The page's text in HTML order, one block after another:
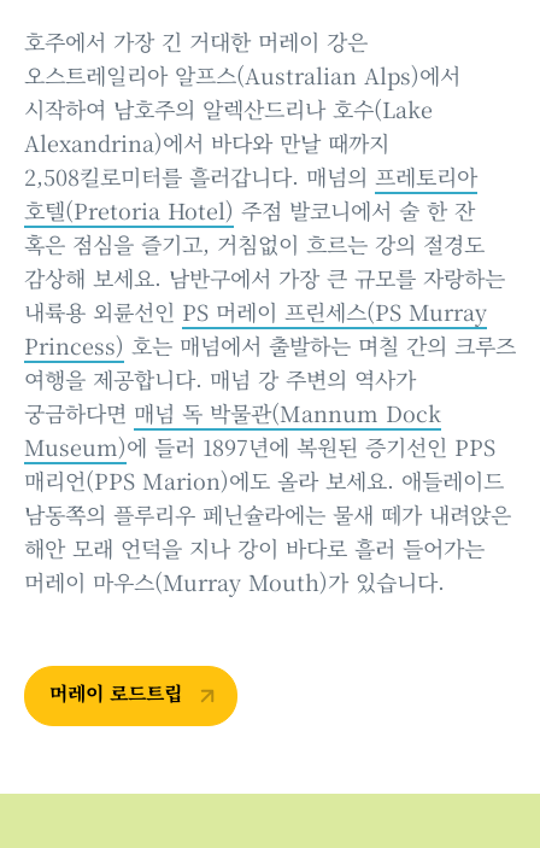
호주에서 가장 긴 거대한 머레이 강은
오스트레일리아 알프스(Australian Alps)에서
시작하여 남호주의 알렉산드리나 호수(Lake
Alexandrina)에서 바다와 만날 때까지
2,508킬로미터를 흘러갑니다. 매넘의 프레토리아
호텔(Pretoria Hotel) 주점 발코니에서 술 한 잔
혹은 점심을 즐기고, 거침없이 흐르는 강의 절경도
감상해 보세요. 남반구에서 가장 큰 규모를 자랑하는
내륙용 외륜선인 PS 머레이 프린세스(PS Murray
Princess) 호는 매넘에서 출발하는 며칠 간의 크루즈
여행을 제공합니다. 매넘 강 주변의 역사가
궁금하다면 매넘 독 박물관(Mannum Dock
Museum)에 들러 1897년에 복원된 증기선인 PPS
매리언(PPS Marion)에도 올라 보세요. 애들레이드
남동쪽의 플루리우 페닌슐라에는 물새 떼가 내려앉은
해안 모래 언덕을 지나 강이 바다로 흘러 들어가는
머레이 마우스(Murray Mouth)가 있습니다.
머레이 로드트립